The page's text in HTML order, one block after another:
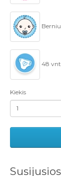
48 vnt
Kiekis